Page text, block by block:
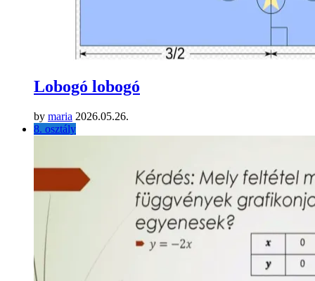
Lobogó lobogó
by maria 2026.05.26.
8. osztály